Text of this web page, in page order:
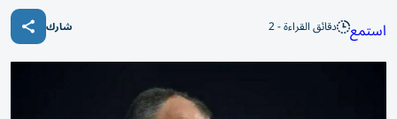
استمع دقائق القراءة - 2 شارك